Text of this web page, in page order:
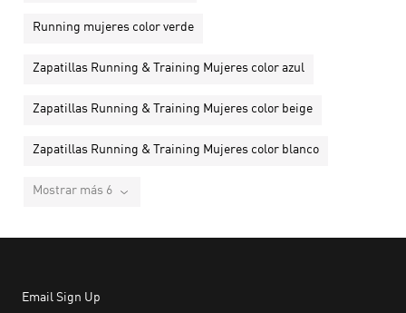
Running mujeres color verde
Zapatillas Running & Training Mujeres color azul
Zapatillas Running & Training Mujeres color beige
Zapatillas Running & Training Mujeres color blanco
Mostrar más 6